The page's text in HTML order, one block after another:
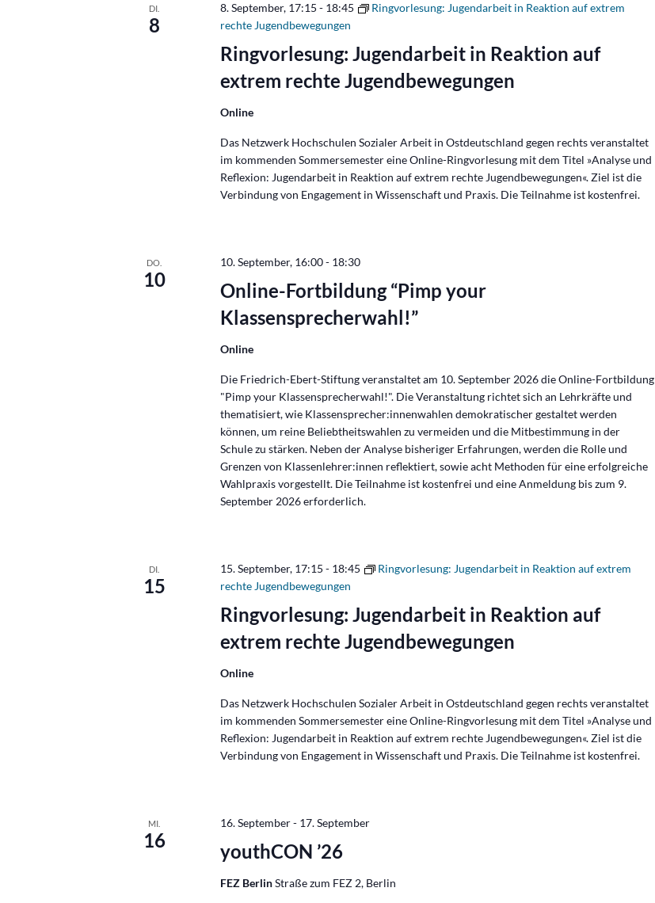
DI.
8
Ringvorlesung: Jugendarbeit in Reaktion auf
extrem rechte Jugendbewegungen
8. September, 17:15 - 18:45
Ringvorlesung: Jugendarbeit in Reaktion auf extrem
rechte Jugendbewegungen
Online
Das Netzwerk Hochschulen Sozialer Arbeit in Ostdeutschland gegen rechts veranstaltet
im kommenden Sommersemester eine Online-Ringvorlesung mit dem Titel »Analyse und
Reflexion: Jugendarbeit in Reaktion auf extrem rechte Jugendbewegungen«. Ziel ist die
Verbindung von Engagement in Wissenschaft und Praxis. Die Teilnahme ist kostenfrei.
DO.
10
Online-Fortbildung “Pimp your
Klassensprecherwahl!”
10. September, 16:00- 18:30
Online
Die Friedrich-Ebert-Stiftung veranstaltet am 10. September 2026 die Online-Fortbildung
"Pimp your Klassensprecherwahl!". Die Veranstaltung richtet sich an Lehrkräfte und
thematisiert, wie Klassensprecher:innenwahlen demokratischer gestaltet werden
können, um reine Beliebtheitswahlen zu vermeiden und die Mitbestimmung in der
Schule zu stärken. Neben der Analyse bisheriger Erfahrungen, werden die Rolle und
Grenzen von Klassenlehrer:innen reflektiert, sowie acht Methoden für eine erfolgreiche
Wahlpraxis vorgestellt. Die Teilnahme ist kostenfrei und eine Anmeldung bis zum 9.
September 2026 erforderlich.
DI.
15
Ringvorlesung: Jugendarbeit in Reaktion auf
extrem rechte Jugendbewegungen
15. September, 17:15 - 18:45
Ringvorlesung: Jugendarbeit in Reaktion auf extrem
rechte Jugendbewegungen
Online
Das Netzwerk Hochschulen Sozialer Arbeit in Ostdeutschland gegen rechts veranstaltet
im kommenden Sommersemester eine Online-Ringvorlesung mit dem Titel »Analyse und
Reflexion: Jugendarbeit in Reaktion auf extrem rechte Jugendbewegungen«. Ziel ist die
Verbindung von Engagement in Wissenschaft und Praxis. Die Teilnahme ist kostenfrei.
MI.
16 youthCON ’26
16. September- 17. September
FEZ BerlinStraße zum FEZ 2, Berlin